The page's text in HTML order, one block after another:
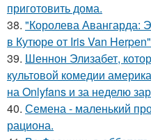
приготовить дома.
38. "Королева Авангарда:
в Кутюре от Iris Van
39. Шеннон Элизабет,
культовой комедии
на Onlyfans и за неделю
40. Семена - маленький
рациона.